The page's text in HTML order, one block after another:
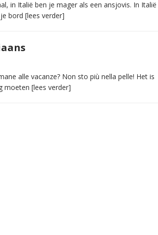
in Italië ben je mager als een ansjovis. In Italië
bord [lees verder]
alle vacanze? Non sto più nella pelle! Het is
moeten [lees verder]